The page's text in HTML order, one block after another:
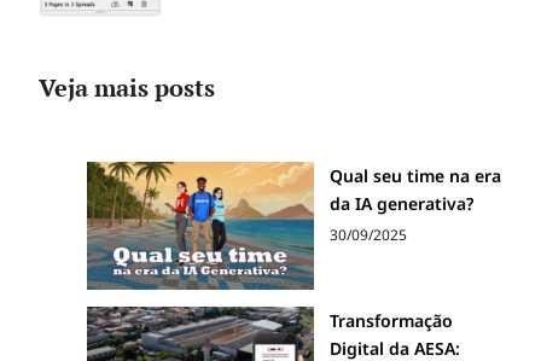
Veja mais posts
Qual seu time na era
da IA generativa?
30/09/2025
Transformação
Digital da AESA: